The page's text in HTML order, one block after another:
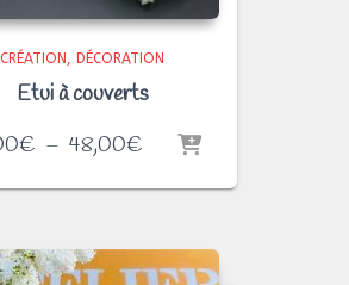
CRÉATION DÉCORATION
Etui à couverts
€ – 48,00€ Plage
prix :
à
48,00€